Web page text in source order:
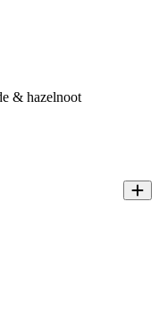
& hazelnoot